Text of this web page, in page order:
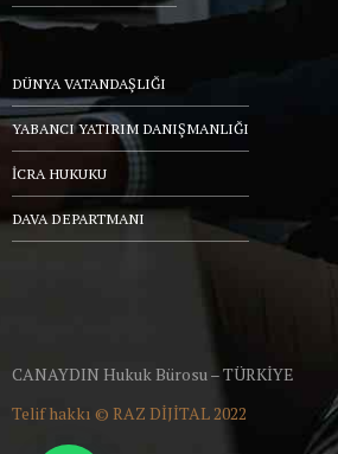
DÜNYA VATANDAŞLIĞI
YABANCI YATIRIM DANIŞMANLIĞI
İCRA HUKUKU
DAVA DEPARTMANI
CANAYDIN Hukuk Bürosu – TÜRKİYE
Telif hakkı © RAZ DİJİTAL2022